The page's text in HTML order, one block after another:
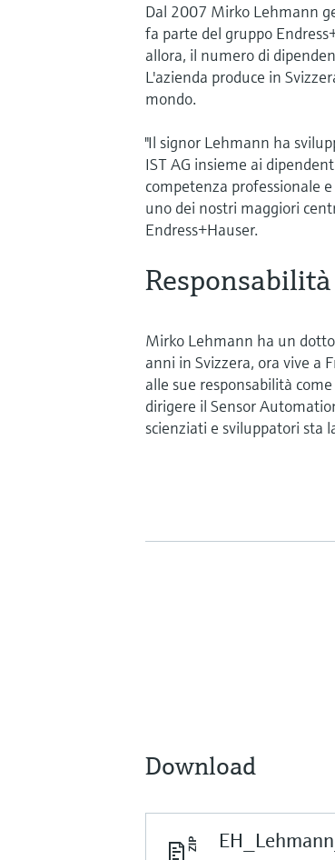
Dal 2007 Mirko Lehmann
fa parte del gruppo
allora, il numero di
L'azienda produce in
mondo.
"Il signor Lehmann ha
IST AG insieme ai
competenza professionale
uno dei nostri maggiori
Endress+Hauser.
Mirko Lehmann ha un
anni in Svizzera, ora vive a
alle sue responsabilità
dirigere il Sensor
scienziati e sviluppatori sta
Download